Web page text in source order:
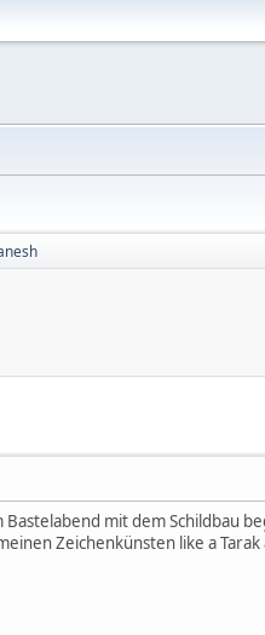
mit dem Schildbau
Zeichenkünsten like a